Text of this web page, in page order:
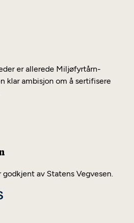
er allerede Miljøfyrtårn-
klar ambisjon om å sertifisere
av Statens Vegvesen.